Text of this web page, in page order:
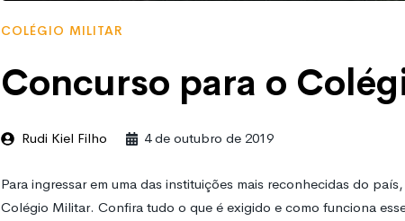
COLÉGIO MILITAR
Concurso para o
Rudi Kiel Filho 4 de outubro de 2019
Para ingressar em uma das instituições mais reconhecidas do
Colégio Militar. Confira tudo o que é exigido e como funciona